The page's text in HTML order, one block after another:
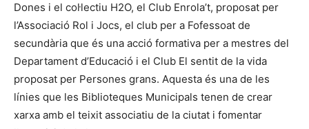
Dones i el col·lectiu H2O, el Club Enrola’t, proposat per
l’Associació Rol i Jocs, el club per a Fofessoat de
secundària que és una acció formativa per a mestres del
Departament d’Educació i el Club El sentit de la vida
proposat per Persones grans. Aquesta és una de les
línies que les Biblioteques Municipals tenen de crear
xarxa amb el teixit associatiu de la ciutat i fomentar